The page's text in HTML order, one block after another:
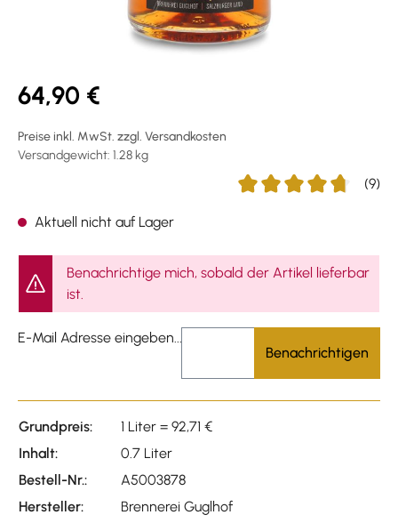
64,90 €
Preise inkl. MwSt. zzgl. Versandkosten
Versandgewicht: 1.28 kg
(9)
Aktuell nicht auf Lager
Benachrichtige mich, sobald der Artikel lieferbar
ist.
E-Mail Adresse eingeben...
Benachrichtigen
Grundpreis:
1 Liter = 92,71 €
Inhalt:
0.7 Liter
Bestell-Nr.:
A5003878
Hersteller:
Brennerei Guglhof